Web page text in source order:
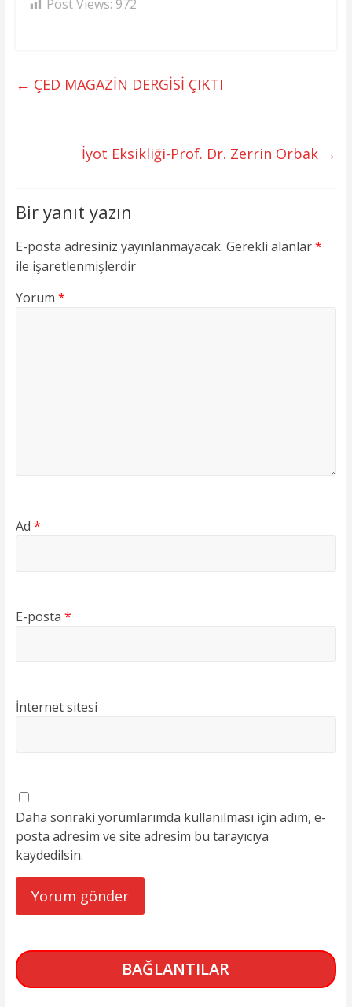
Post Views: 972
← ÇED MAGAZİN DERGİSİ ÇIKTI
İyot Eksikliği-Prof. Dr. Zerrin Orbak →
Bir yanıt yazın
E-posta adresiniz yayınlanmayacak. Gerekli alanlar*
ile işaretlenmişlerdir
Yorum *
Ad *
E-posta *
İnternet sitesi
Daha sonraki yorumlarımda kullanılması için adım, e-
posta adresim ve site adresim bu tarayıcıya
kaydedilsin.
BAĞLANTILAR